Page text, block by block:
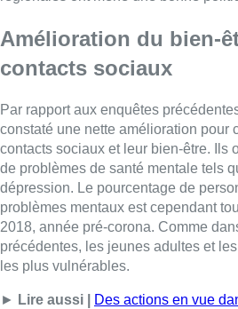
Amélioration du bien-
contacts sociaux
Par rapport aux enquêtes
constaté une nette amélioration pour
contacts sociaux et leur bien-être. Ils
de problèmes de santé mentale tels
dépression. Le pourcentage de
problèmes mentaux est cependant
2018, année pré-corona. Comme
précédentes, les jeunes adultes et
les plus vulnérables.
► Lire aussi |
Des actions en vue